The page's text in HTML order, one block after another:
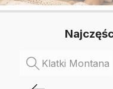
Klatki Montana